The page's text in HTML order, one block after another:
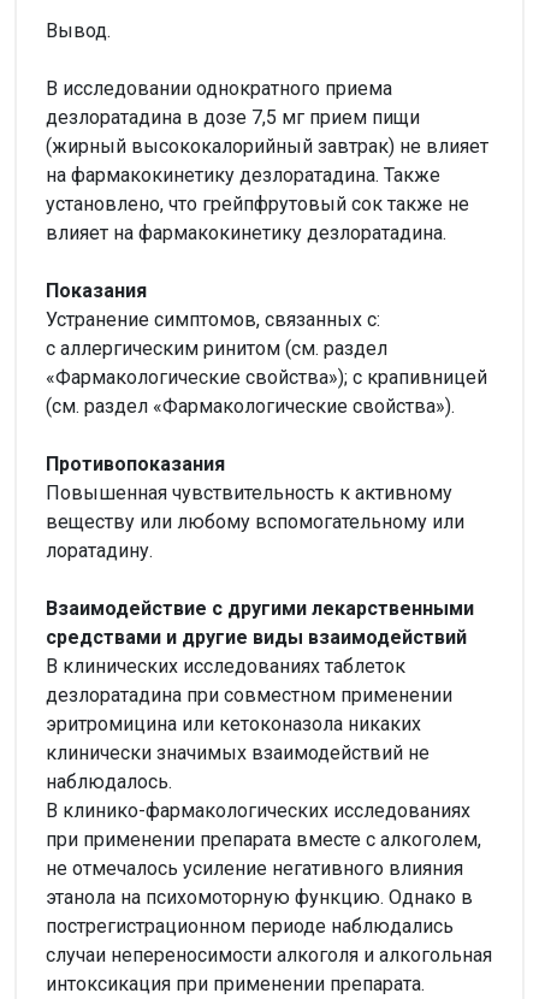
Вывод.
В исследовании однократного приема
дезлоратадина в дозе 7,5 мг прием пищи
(жирный высококалорийный завтрак) не влияет
на фармакокинетику дезлоратадина. Также
установлено, что грейпфрутовый сок также не
влияет на фармакокинетику дезлоратадина.
Показания
Устранение симптомов, связанных с:
с аллергическим ринитом (см. раздел
«Фармакологические свойства»); с крапивницей
(см. раздел «Фармакологические свойства»).
Противопоказания
Повышенная чувствительность к активному
веществу или любому вспомогательному или
лоратадину.
Взаимодействие с другими лекарственными
средствами и другие виды взаимодействий
В клинических исследованиях таблеток
дезлоратадина при совместном применении
эритромицина или кетоконазола никаких
клинически значимых взаимодействий не
наблюдалось.
В клинико-фармакологических исследованиях
при применении препарата вместе с алкоголем,
не отмечалось усиление негативного влияния
этанола на психомоторную функцию. Однако в
пострегистрационном периоде наблюдались
случаи непереносимости алкоголя и алкогольная
интоксикация при применении препарата.